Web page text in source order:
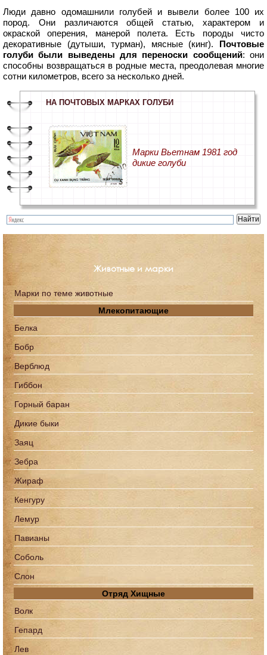
Люди давно одомашнили голубей и вывели более 100 их
пород. Они различаются общей статью, характером и
окраской оперения, манерой полета. Есть породы чисто
декоративные (дутыши, турман), мясные (кинг). Почтовые
голуби были выведены для переноски сообщений: они
способны возвращаться в родные места, преодолевая многие
сотни километров, всего за несколько дней.
НА ПОЧТОВЫХ МАРКАХ ГОЛУБИ
Марки Вьетнам 1981 год
дикие голуби
Животные и марки
Марки по теме животные
Млекопитающие
Белка
Бобр
Верблюд
Гиббон
Горный баран
Дикие быки
Заяц
Зебра
Жираф
Кенгуру
Лемур
Павианы
Соболь
Слон
Отряд Хищные
Волк
Гепард
Лев